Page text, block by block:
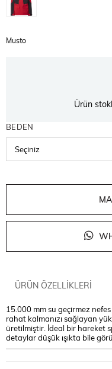
Musto
Ürün
BEDEN
ÜRÜN ÖZELLIKLERI
15.000 mm su geçirmez
rahat kalmanızı sağlayan
üretilmiştir. İdeal bir hareket
detaylar düşük ışıkta bile